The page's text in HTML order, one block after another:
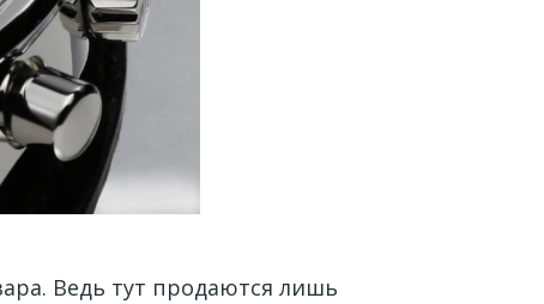
Ведь тут продаются лишь